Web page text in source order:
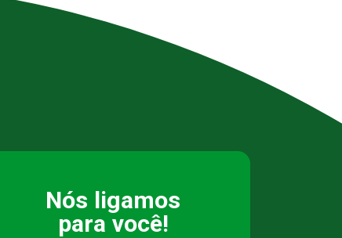
Nós ligamos
para você!